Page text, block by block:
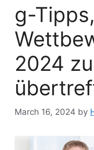
g-
2024 zu
March 16, 2024 by